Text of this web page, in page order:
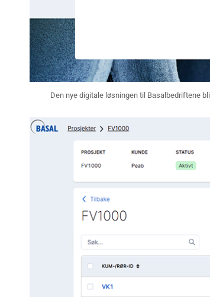
Den nye digitale løsningen til Basalbedriftene